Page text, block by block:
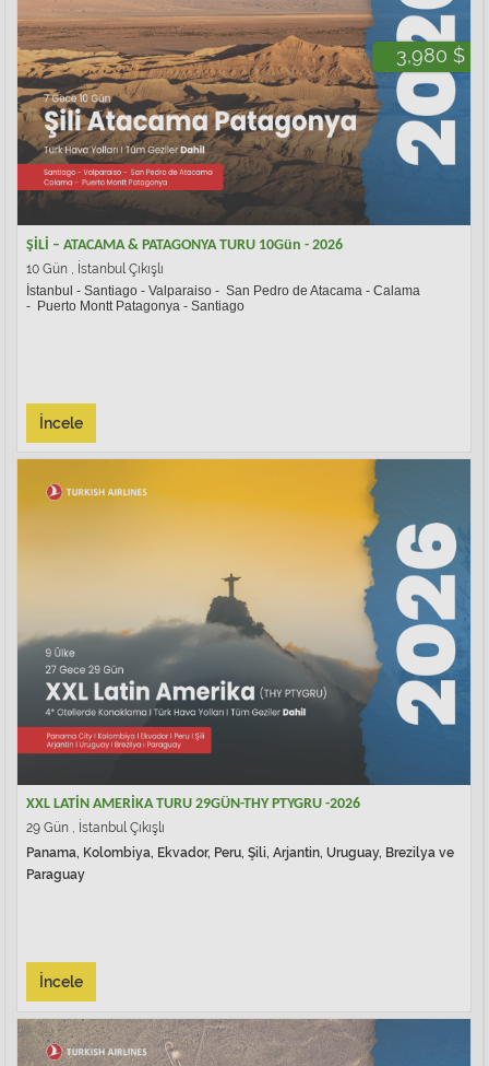
3,980 $
ŞİLİ – ATACAMA & PATAGONYA TURU 10Gün - 2026
10 Gün , İstanbul Çıkışlı
İstanbul-Santiago- Valparaiso- San Pedro de Atacama-Calama
- Puerto Montt Patagonya-Santiago
İncele
XXL LATİN AMERİKA TURU 29GÜN-THY PTYGRU -2026
29 Gün , İstanbul Çıkışlı
Panama, Kolombiya, Ekvador, Peru, Şili, Arjantin, Uruguay, Brezilya ve
Paraguay
İncele